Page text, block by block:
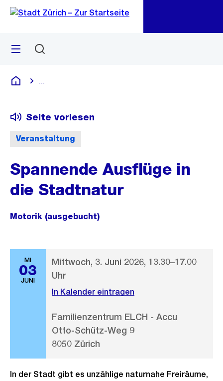
Navigation
Sprunglink
Menü
Deutsch
Veranstaltung
Seite vorlesen
Spannende Ausflüge in
die Stadtnatur
Motorik (ausgebucht)
MI
03
JUNI
Mittwoch, 3. Juni 2026, 13.30–17.00
Uhr
In Kalender eintragen
Familienzentrum ELCH - Accu
Otto-Schütz-Weg 9
8050 Zürich
In der Stadt gibt es unzählige naturnahe Freiräume,